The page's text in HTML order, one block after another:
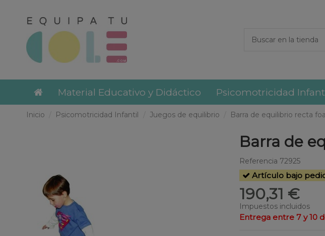
Material Educativo y Didáctico Psicomotricidad
Inicio Psicomotricidad Infantil Juegos de equilibrio Barra de equilibrio recta
Barra de
Referencia 72925
Artículo bajo
190,31 €
Impuestos incluidos
Entrega entre 7 y 10